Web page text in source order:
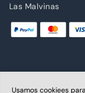
Las Malvinas
Copyright © 2026
Usamos cookiees